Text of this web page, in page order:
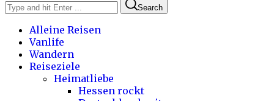
Search
Alleine Reisen
Vanlife
Wandern
Reiseziele
Heimatliebe
Hessen rockt